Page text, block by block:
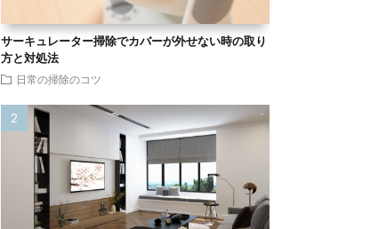
サーキュレーター掃除でカバーが外せない時の取り
方と対処法
日常の掃除のコツ